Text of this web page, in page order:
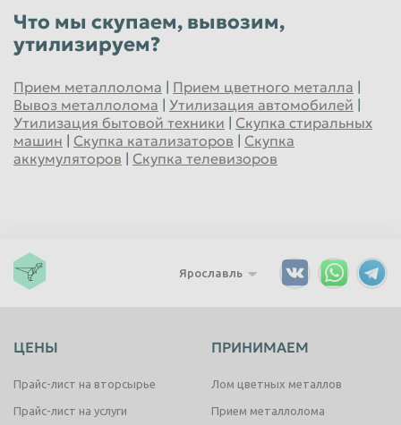
Что мы скупаем, вывозим,
утилизируем?
Прием металлолома | Прием цветного металла |
Вывоз металлолома | Утилизация автомобилей |
Утилизация бытовой техники | Скупка стиральных
машин | Скупка катализаторов | Скупка
аккумуляторов | Скупка телевизоров
Ярославль
ЦЕНЫ
Прайс-лист на вторсырье
Прайс-лист на услуги
ПРИНИМАЕМ
Лом цветных металлов
Прием металлолома